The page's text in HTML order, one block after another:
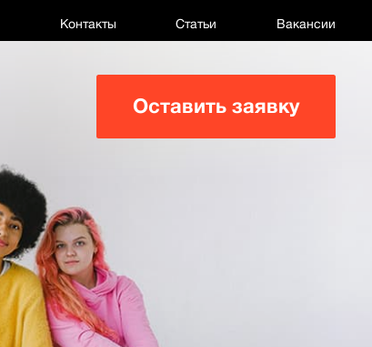
Контакты Статьи Вакансии
Оставить заявку